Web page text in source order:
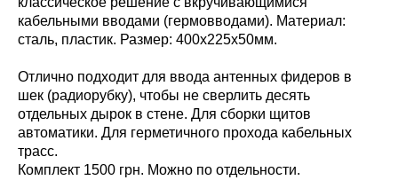
кабельными вводами (гермовводами). Материал:
сталь, пластик. Размер: 400х225х50мм.
Отлично подходит для ввода антенных фидеров в
шек (радиорубку), чтобы не сверлить десять
отдельных дырок в стене. Для сборки щитов
автоматики. Для герметичного прохода кабельных
трасс.
Комплект 1500 грн. Можно по отдельности.